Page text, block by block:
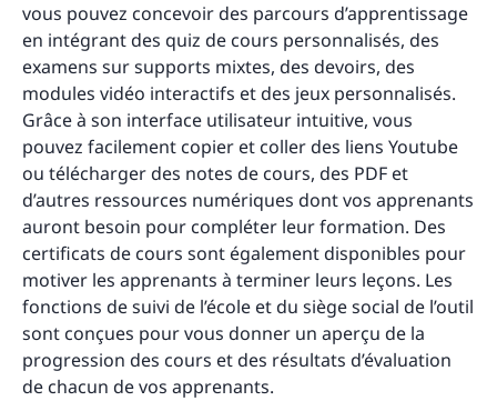
vous pouvez concevoir des parcours d’apprentissage
en intégrant des quiz de cours personnalisés, des
examens sur supports mixtes, des devoirs, des
modules vidéo interactifs et des jeux personnalisés.
Grâce à son interface utilisateur intuitive, vous
pouvez facilement copier et coller des liens Youtube
ou télécharger des notes de cours, des PDF et
d’autres ressources numériques dont vos apprenants
auront besoin pour compléter leur formation. Des
certificats de cours sont également disponibles pour
motiver les apprenants à terminer leurs leçons. Les
fonctions de suivi de l’école et du siège social de l’outil
sont conçues pour vous donner un aperçu de la
progression des cours et des résultats d’évaluation
de chacun de vos apprenants.